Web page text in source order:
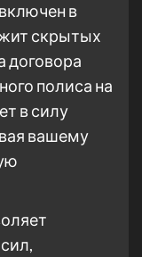
в
скрытых
договора
полиса на
в силу
вашему